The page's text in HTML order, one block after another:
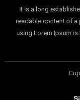
It is a long
readable content of a
using Lorem Ipsum